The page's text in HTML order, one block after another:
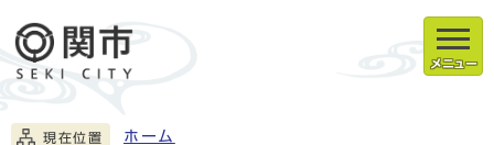
メニュー
現在位置 ホーム